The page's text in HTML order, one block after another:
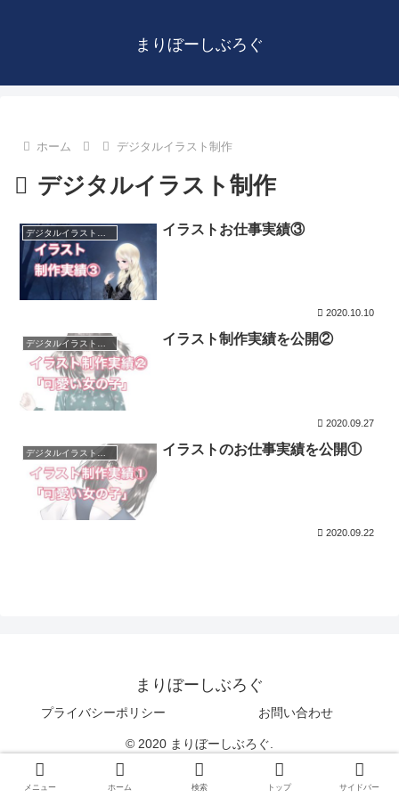
まりぼーしぶろぐ
ホーム デジタルイラスト制作
デジタルイラスト制作
イラストお仕事実績③
2020.10.10
イラスト制作実績を公開②
2020.09.27
デジタルイラスト制作 イラストのお仕事実績を公開①
2020.09.22
まりぼーしぶろぐ
プライバシーポリシー お問い合わせ
© 2020 まりぼーしぶろぐ.
メニュー ホーム 検索 トップ サイドバー